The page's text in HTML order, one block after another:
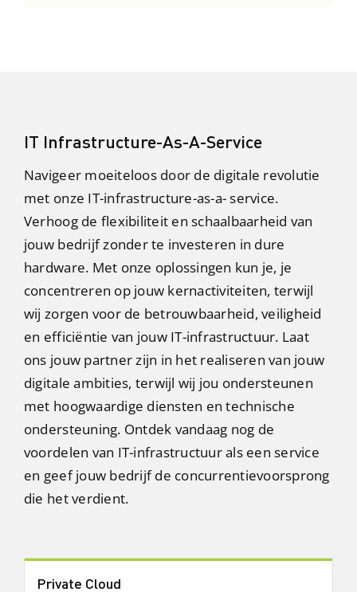
IT Infrastructure-As-A-Service
Navigeer moeiteloos door de digitale revolutie
met onze IT-infrastructure-as-a- service.
Verhoog de flexibiliteit en schaalbaarheid van
jouw bedrijf zonder te investeren in dure
hardware. Met onze oplossingen kun je, je
concentreren op jouw kernactiviteiten, terwijl
wij zorgen voor de betrouwbaarheid, veiligheid
en efficiëntie van jouw IT-infrastructuur. Laat
ons jouw partner zijn in het realiseren van jouw
digitale ambities, terwijl wij jou ondersteunen
met hoogwaardige diensten en technische
ondersteuning. Ontdek vandaag nog de
voordelen van IT-infrastructuur als een service
en geefjouw bedrijf de concurrentievoorsprong
die het verdient.
Private Cloud